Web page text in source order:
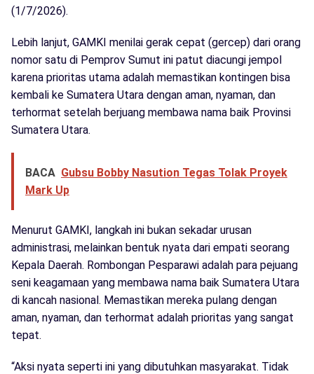
(1/7/2026).
Lebih lanjut, GAMKI menilai gerak cepat (gercep) dari orang
nomor satu di Pemprov Sumut ini patut diacungi jempol
karena prioritas utama adalah memastikan kontingen bisa
kembali ke Sumatera Utara dengan aman, nyaman, dan
terhormat setelah berjuang membawa nama baik Provinsi
Sumatera Utara.
BACA Gubsu Bobby Nasution Tegas Tolak Proyek
Mark Up
Menurut GAMKI, langkah ini bukan sekadar urusan
administrasi, melainkan bentuk nyata dari empati seorang
Kepala Daerah. Rombongan Pesparawi adalah para pejuang
seni keagamaan yang membawa nama baik Sumatera Utara
di kancah nasional. Memastikan mereka pulang dengan
aman, nyaman, dan terhormat adalah prioritas yang sangat
tepat.
“Aksi nyata seperti ini yang dibutuhkan masyarakat. Tidak